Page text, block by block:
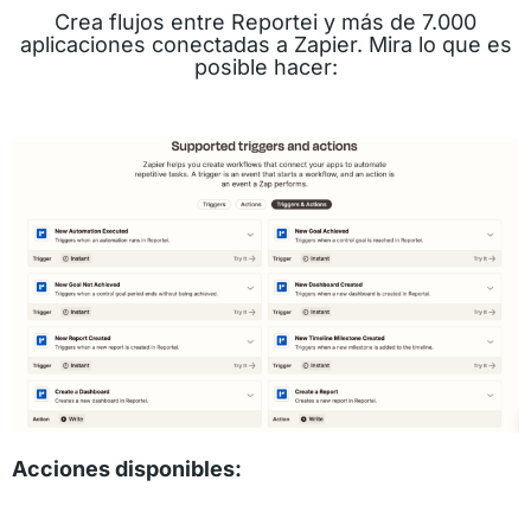
Crea flujos entre Reportei y más de 7.000
aplicaciones conectadas a Zapier. Mira lo que es
posible hacer:
Acciones disponibles: